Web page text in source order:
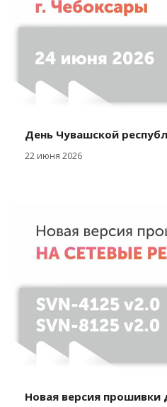
День Чувашской
22 июня 2026
Новая версия прошивки